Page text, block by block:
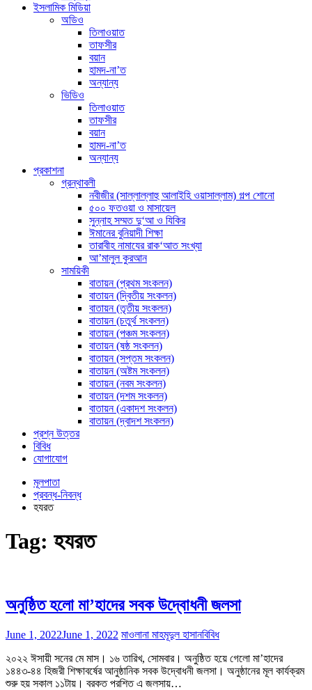
ইসলামিক মিডিয়া
অডিও
তিলাওয়াত
তাফসীর
বয়ান
হামদ-না’ত
অন্যান্য
ভিডিও
তিলাওয়াত
তাফসীর
বয়ান
হামদ-না’ত
অন্যান্য
প্রকাশনা
গ্রন্থাবলী
নবীজীর (সাল্লাল্লাহু আলাইহি ওয়াসাল্লাম) গল্প শোনো
৫০০ ফতওয়া ও মাসায়েল
সুন্নাহ সম্মত দু‘আ ও যিকির
ঈমানের বুনিয়াদী শিক্ষা
তারাবীহ নামাযের রাক‘আত সংখ্যা
আ’মালুল কুরআন
সাময়িকী
বাতায়ন (প্রথম সংকলন)
বাতায়ন (দ্বিতীয় সংকলন)
বাতায়ন (তৃতীয় সংকলন)
বাতায়ন (চতুর্থ সংকলন)
বাতায়ন (পঞ্চম সংকলন)
বাতায়ন (ষষ্ঠ সংকলন)
বাতায়ন (সপ্তম সংকলন)
বাতায়ন (অষ্টম সংকলন)
বাতায়ন (নবম সংকলন)
বাতায়ন (দশম সংকলন)
বাতায়ন (একাদশ সংকলন)
বাতায়ন (দ্বাদশ সংকলন)
প্রশ্ন উত্তর
বিবিধ
যোগাযোগ
মূলপাতা
প্রবন্ধ-নিবন্ধ
হযরত
Tag: হযরত
অনুষ্ঠিত হলো মা’হাদের সবক উদ্বোধনী জলসা
June 1, 2022June 1, 2022 মাওলানা মাহমূদুল হাসানবিবিধ
২০২২ ঈসায়ী সনের মে মাস। ১৬ তারিখ, সোমবার। অনুষ্ঠিত হয়ে গেলো মা’হাদের
১৪৪৩-৪৪ হিজরী শিক্ষাবর্ষের আনুষ্ঠানিক সবক উদ্বোধনী জলসা। অনুষ্ঠানের মূল কার্যক্রম
শুরু হয় সকাল ১১টায়। বরকত পরশিত এ জলসায়…